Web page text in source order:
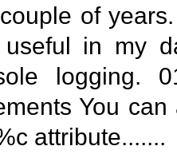
of
in my
logging.
You
attribute.......